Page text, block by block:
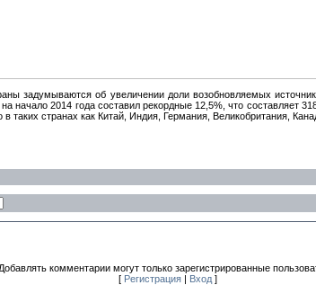
задумываются об увеличении доли возобновляемых
начало 2014 года составил рекордные 12,5%, что составляет
в таких странах как Китай, Индия, Германия, Великобритания,
Добавлять комментарии могут только зарегистрированные
[ Регистрация Вход ]